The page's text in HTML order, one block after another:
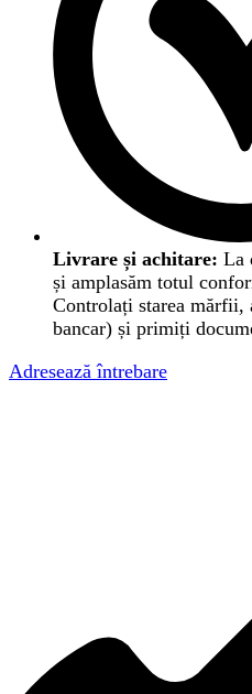
Livrare și achitare: La
și amplasăm totul
Controlați starea mărfii,
bancar) și primiți
Adresează întrebare